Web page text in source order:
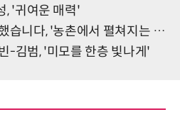
, '귀여운 매력'
, '농촌에서 펼쳐지는 로맨틱 코미디'
-김범, '미모를 한층 빛나게'